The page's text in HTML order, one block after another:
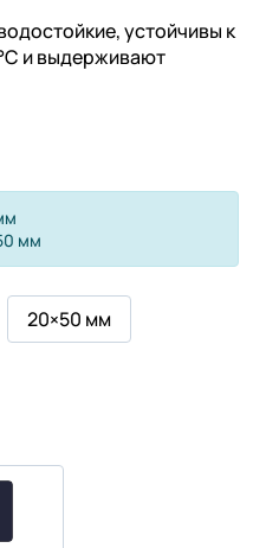
устойчивы к
и выдерживают
мм
20×50 мм